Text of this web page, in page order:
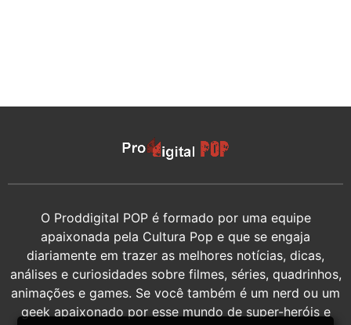
O Proddigital POP é formado por uma equipe
apaixonada pela Cultura Pop e que se engaja
diariamente em trazer as melhores notícias, dicas,
análises e curiosidades sobre filmes, séries, quadrinhos,
animações e games. Se você também é um nerd ou um
geek apaixonado por esse mundo de super-heróis e